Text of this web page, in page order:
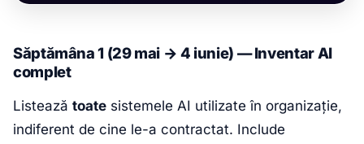
Săptămâna 1 (29 mai → 4 iunie) — Inventar AI
complet
Listează toate sistemele AI utilizate în organizație,
indiferent de cine le-a contractat. Include